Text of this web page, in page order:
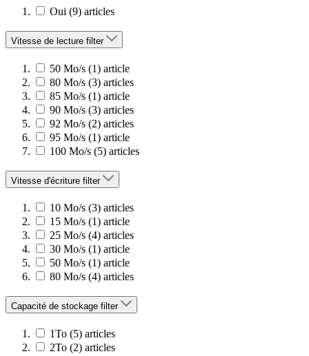
Oui (9) articles
Vitesse de lecture filter
50 Mo/s (1) article
80 Mo/s (3) articles
85 Mo/s (1) article
90 Mo/s (3) articles
92 Mo/s (2) articles
95 Mo/s (1) article
100 Mo/s (5) articles
Vitesse d'écriture filter
10 Mo/s (3) articles
15 Mo/s (1) article
25 Mo/s (4) articles
30 Mo/s (1) article
50 Mo/s (1) article
80 Mo/s (4) articles
Capacité de stockage filter
1To (5) articles
2To (2) articles